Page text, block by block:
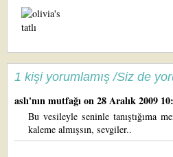
1 kişi yorumlamış /Siz de
aslı'nın mutfağıon 28 Aralık 2009
Bu vesileyle seninle tanıştığıma
kaleme almışsın, sevgiler..